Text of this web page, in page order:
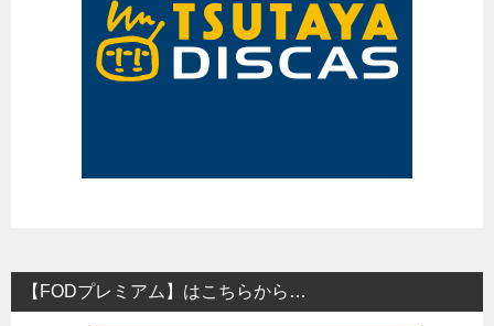
【FODプレミアム】はこちらから…